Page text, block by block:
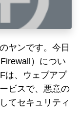
ヤンです。今日
）につい
は、ウェブアプ
ビスで、悪意の
てセキュリティ